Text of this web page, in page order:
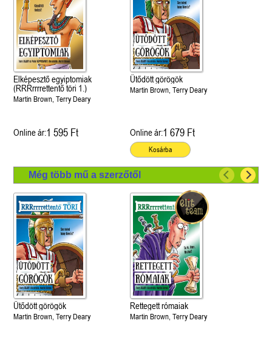
Elképesztő egyiptomiak
(RRRrrrrettentő töri 1.)
Martin Brown, Terry Deary
Online ár:1 595 Ft
Ütődött görögök
Martin Brown, Terry Deary
Online ár:1 679 Ft
Kosárba
Még több mű a szerzőtől
Ütődött görögök
Martin Brown, Terry Deary
Rettegett rómaiak
Martin Brown, Terry Deary